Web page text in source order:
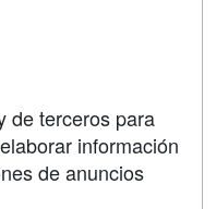
EN:
de terceros para
información
de anuncios